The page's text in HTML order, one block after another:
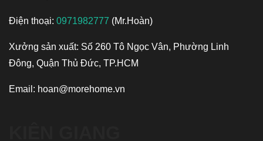
Điện thoại: 0971982777 (Mr.Hoàn)
Xưởng sản xuất: Số 260 Tô Ngọc Vân, Phường Linh
Đông, Quận Thủ Đức, TP.HCM
Email: hoan@morehome.vn